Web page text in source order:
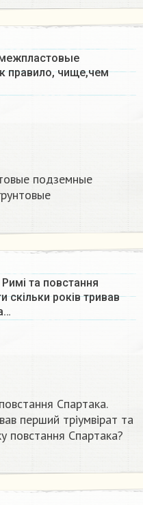
правило, чище,чем
подземные
та повстання
скільки років тривав
Спартака.
перший тріумвірат та
повстання Спартака?